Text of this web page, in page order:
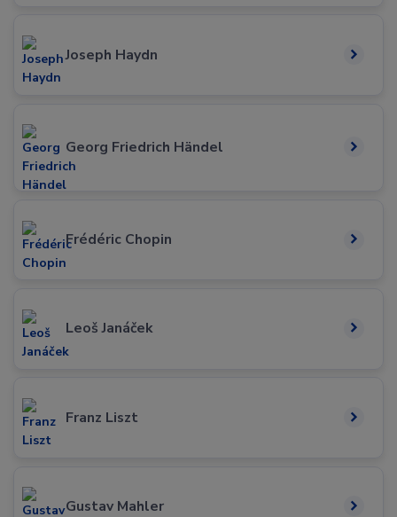
Joseph Haydn
Georg Friedrich Händel
Frédéric Chopin
Leoš Janáček
Franz Liszt
Gustav Mahler